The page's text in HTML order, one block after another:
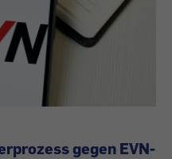
gegen EVN-